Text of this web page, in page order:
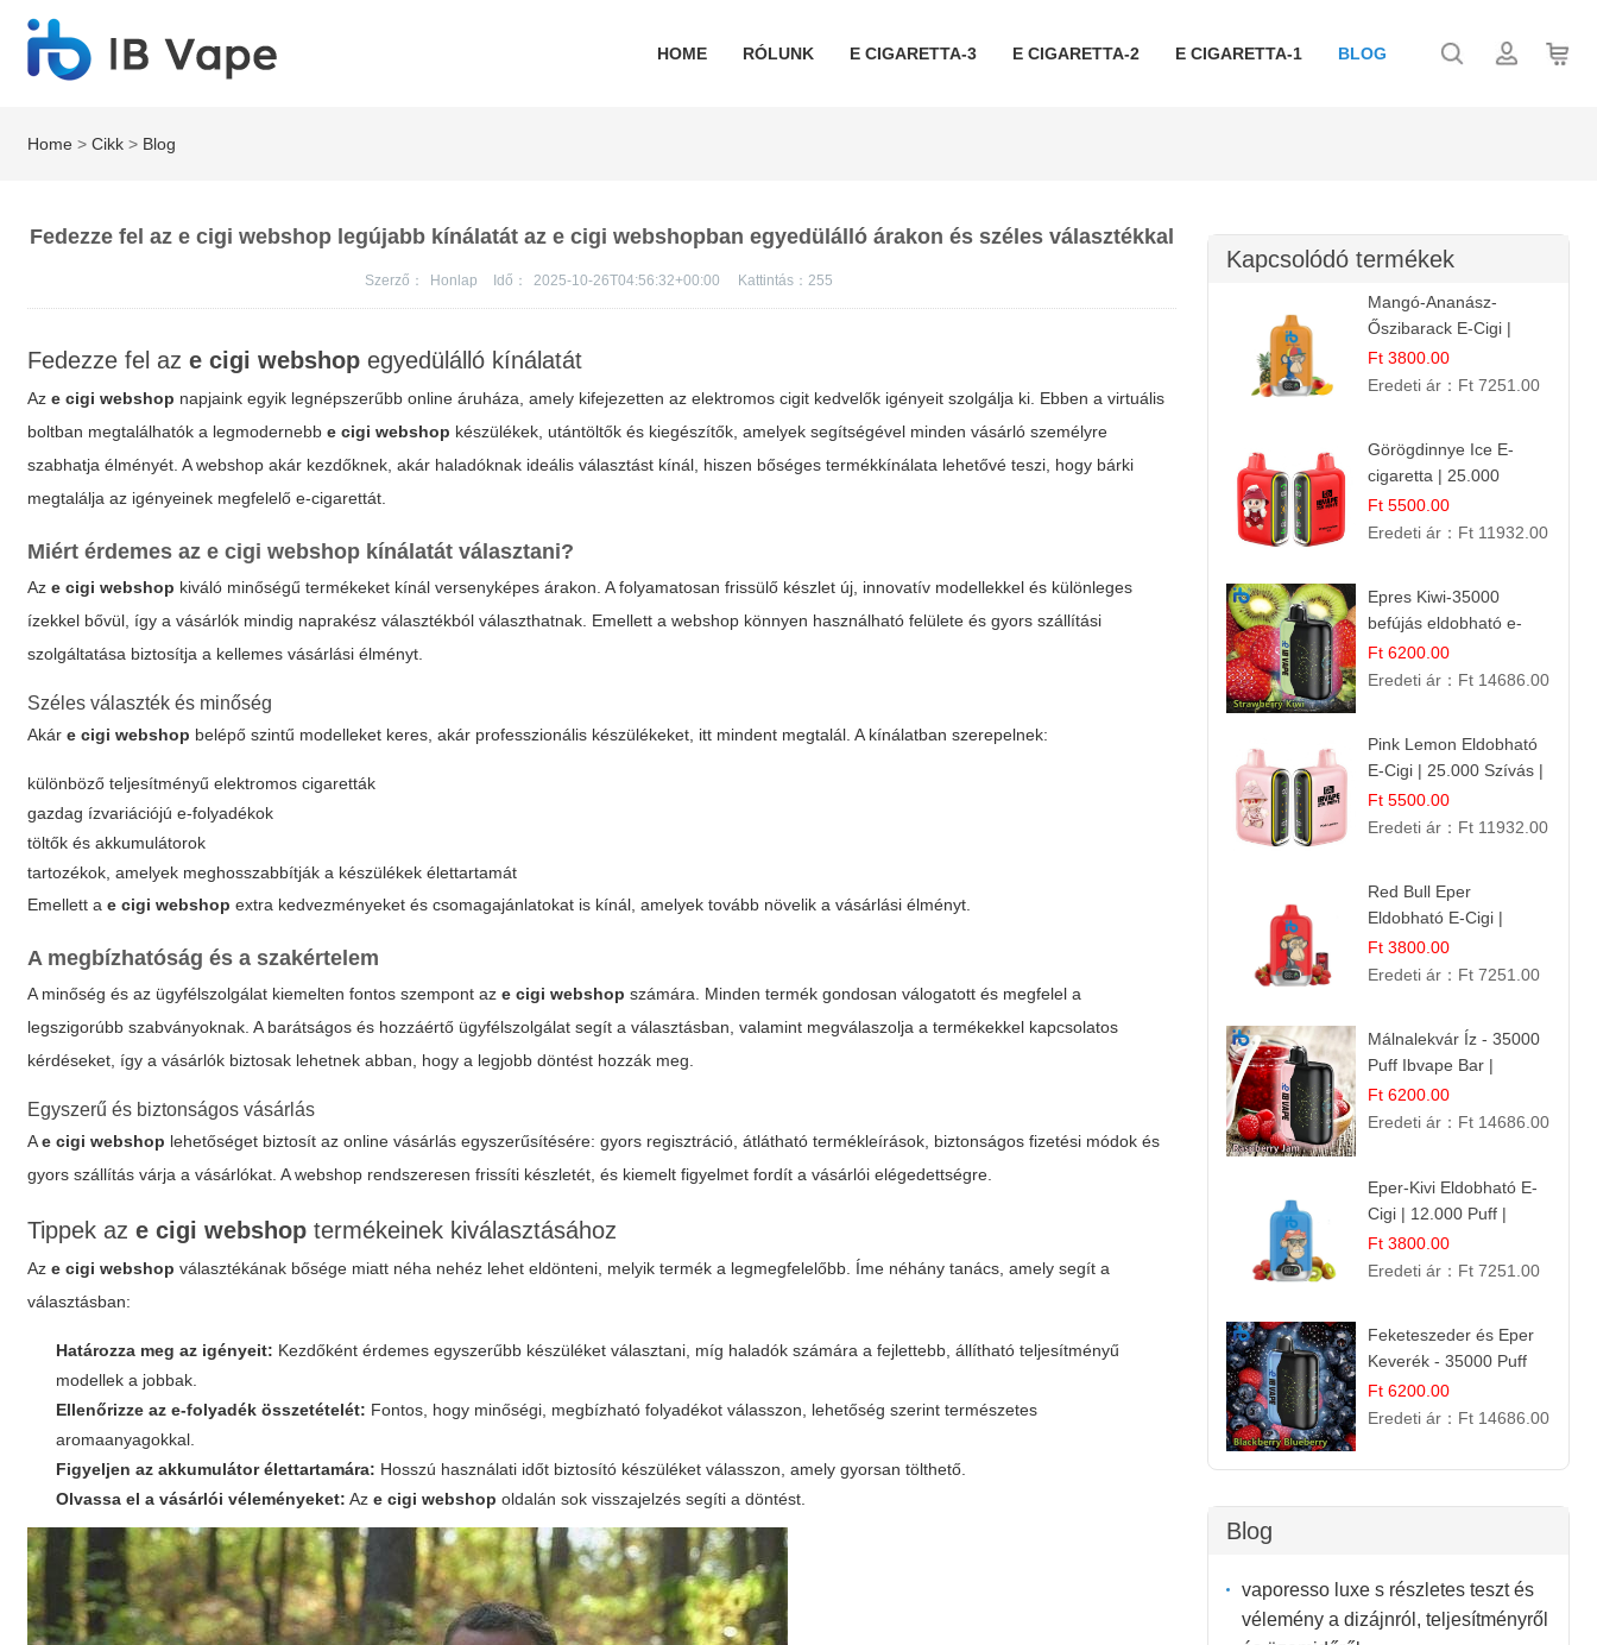
HOME RÓLUNK E CIGARETTA-3 E CIGARETTA-2 E CIGARETTA-1 BLOG
Home >Cikk > Blog
Fedezze fel az e cigi webshop legújabb kínálatát az e cigi webshopban egyedülálló árakon és széles választékkal
Szerző： Honlap Idő： 2025-10-26T04:56:32+00:00 Kattintás：255
Fedezze fel aze cigi webshop egyedülálló kínálatát
Aze cigi webshop napjaink egyik legnépszerűbb online áruháza, amely kifejezetten az elektromos cigit kedvelők igényeit szolgálja ki. Ebben a virtuális
boltban megtalálhatók a legmodernebbe cigi webshop készülékek, utántöltők és kiegészítők, amelyek segítségével minden vásárló személyre
szabhatja élményét. A webshop akár kezdőknek, akár haladóknak ideális választást kínál, hiszen bőséges termékkínálata lehetővé teszi, hogy bárki
megtalálja az igényeinek megfelelő e-cigarettát.
Miért érdemes aze cigi webshop kínálatát választani?
Aze cigi webshop kiváló minőségű termékeket kínál versenyképes árakon. A folyamatosan frissülő készlet új, innovatív modellekkel és különleges
ízekkel bővül, így a vásárlók mindig naprakész választékból választhatnak. Emellett a webshop könnyen használható felülete és gyors szállítási
szolgáltatása biztosítja a kellemes vásárlási élményt.
Széles választék és minőség
Akáre cigi webshop belépő szintű modelleket keres, akár professzionális készülékeket, itt mindent megtalál. A kínálatban szerepelnek:
különböző teljesítményű elektromos cigaretták
gazdag ízvariációjú e-folyadékok
töltők és akkumulátorok
tartozékok, amelyek meghosszabbítják a készülékek élettartamát
Emellett ae cigi webshop extra kedvezményeket és csomagajánlatokat is kínál, amelyek tovább növelik a vásárlási élményt.
A megbízhatóság és a szakértelem
A minőség és az ügyfélszolgálat kiemelten fontos szempont aze cigi webshop számára. Minden termék gondosan válogatott és megfelel a
legszigorúbb szabványoknak. A barátságos és hozzáértő ügyfélszolgálat segít a választásban, valamint megválaszolja a termékekkel kapcsolatos
kérdéseket, így a vásárlók biztosak lehetnek abban, hogy a legjobb döntést hozzák meg.
Egyszerű és biztonságos vásárlás
Ae cigi webshop lehetőséget biztosít az online vásárlás egyszerűsítésére: gyors regisztráció, átlátható termékleírások, biztonságos fizetési módok és
gyors szállítás várja a vásárlókat. A webshop rendszeresen frissíti készletét, és kiemelt figyelmet fordít a vásárlói elégedettségre.
Tippek aze cigi webshop termékeinek kiválasztásához
Aze cigi webshop választékának bősége miatt néha nehéz lehet eldönteni, melyik termék a legmegfelelőbb. Íme néhány tanács, amely segít a
választásban:
Határozza meg az igényeit: Kezdőként érdemes egyszerűbb készüléket választani, míg haladók számára a fejlettebb, állítható teljesítményű
modellek a jobbak.
Ellenőrizze az e-folyadék összetételét: Fontos, hogy minőségi, megbízható folyadékot válasszon, lehetőség szerint természetes
aromaanyagokkal.
Figyeljen az akkumulátor élettartamára: Hosszú használati időt biztosító készüléket válasszon, amely gyorsan tölthető.
Olvassa el a vásárlói véleményeket: Aze cigi webshop oldalán sok visszajelzés segíti a döntést.
Kapcsolódó termékek
Mangó-Ananász-
Őszibarack E-Cigi |
12.000 Befújás |
Tropikus Gyümölcs Íz
Ft 3800.00
Eredeti ár： Ft 7251.00
Görögdinnye Ice E-
cigaretta | 25.000
Befújás | Premium E-
Liquid
Ft 5500.00
Eredeti ár： Ft 11932.00
Epres Kiwi-35000
befújás eldobható e-
cigaretta
Ft 6200.00
Eredeti ár： Ft 14686.00
Pink Lemon Eldobható
E-Cigi | 25.000 Szívás |
Rózsaszín Citrom Íz
Ft 5500.00
Eredeti ár： Ft 11932.00
Red Bull Eper
Eldobható E-Cigi |
Energiaital Íz | Készülék
Használat
Ft 3800.00
Eredeti ár： Ft 7251.00
Málnalekvár Íz - 35000
Puff Ibvape Bar |
Gazdag Gyümölcsös
Ízélmény!
Ft 6200.00
Eredeti ár： Ft 14686.00
Eper-Kivi Eldobható E-
Cigi | 12.000 Puff |
Édes-Gyümölcs Íz
Ft 3800.00
Eredeti ár： Ft 7251.00
Feketeszeder és Eper
Keverék - 35000 Puff
Eldobható Vape | Ízletes
Gyümölcsökombináció!
Ft 6200.00
Eredeti ár： Ft 14686.00
Blog
vaporesso luxe s részletes teszt és
vélemény a dizájnról, teljesítményről